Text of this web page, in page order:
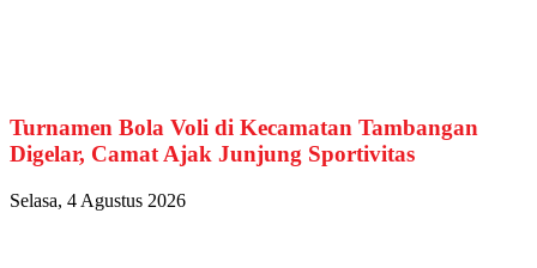
Turnamen Bola Voli di Kecamatan Tambangan
Digelar, Camat Ajak Junjung Sportivitas
Selasa, 4 Agustus 2026